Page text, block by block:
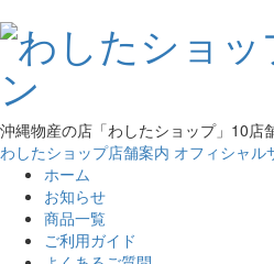
沖縄物産の店「わしたショップ」10店
わしたショップ店舗案内 オフィシャル
ホーム
お知らせ
商品一覧
ご利用ガイド